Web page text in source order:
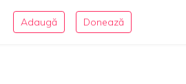
Adaugă Donează